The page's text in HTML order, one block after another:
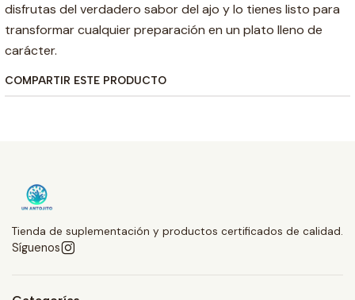
disfrutas del verdadero sabor del ajo y lo tienes listo para
transformar cualquier preparación en un plato lleno de
carácter.
COMPARTIR ESTE PRODUCTO
Tienda de suplementación y productos certificados de calidad.
Síguenos